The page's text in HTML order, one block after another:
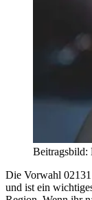
Beitragsbild:
Die Vorwahl
und ist ein